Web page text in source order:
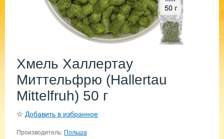
Хмель Халлертау
Миттельфрю (Hallertau
Mittelfruh) 50 г
☆ Добавить в избранное
Производитель: Польша